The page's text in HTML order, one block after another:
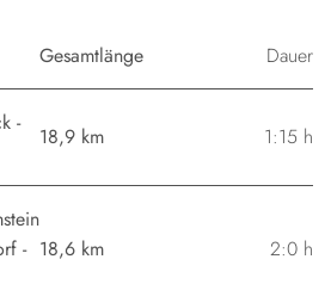
Gesamtlänge Dauer
-
18,9 km 1:15 h
- 18,6 km 2:0 h